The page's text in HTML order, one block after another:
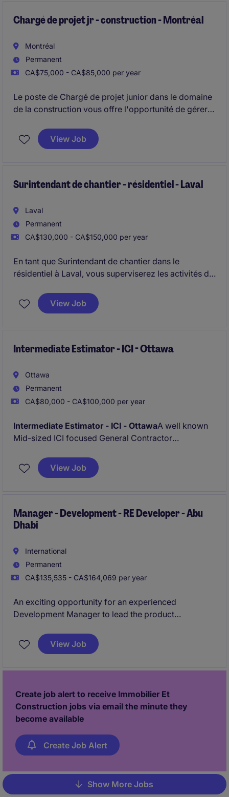
Chargé de projet jr - construction - Montréal
Montréal
Permanent
CA$75,000 - CA$85,000 per year
Le poste de Chargé de projet junior dans le domaine
de la construction vous offre l'opportunité de gérer
Vous serez responsable de superviser les différentes
étapes des projets pour assurer leur succès à
View Job
Surintendant de chantier - résidentiel - Laval
Laval
Permanent
CA$130,000 - CA$150,000 per year
En tant que Surintendant de chantier dans le
résidentiel à Laval, vous superviserez les activités de
échéanciers et des budgets. Votre expertise dans le
secteur de la construction sera essentielle pour
View Job
Intermediate Estimator - ICI - Ottawa
Ottawa
Permanent
CA$80,000 - CA$100,000 per year
Intermediate Estimator - ICI - OttawaA well known
Mid-sized ICI focused General Contractor
renovations is looking for a new Estimator who aims
to progress and grow a long term career.
View Job
Manager - Development - RE Developer - Abu
Dhabi
International
Permanent
CA$135,535 - CA$164,069 per year
An exciting opportunity for an experienced
Development Manager to lead the product
coordination of large-scale real estate developments
across the UAE. The role will oversee projects
efficiently, aligning with strategic objectives,
programme and budget.
View Job
Create job alert to receive Immobilier Et
Construction jobs via email the minute they
become available
Create Job Alert
Pagination
Show More Jobs